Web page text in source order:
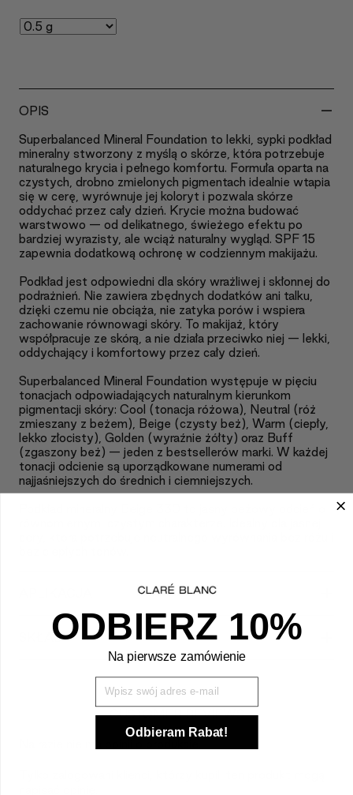
OPIS -
Superbalanced Mineral Foundation to lekki, sypki podkład
mineralny stworzony z myślą o skórze, która potrzebuje
naturalnego krycia i pełnego komfortu. Formuła oparta na
czystych, drobno zmielonych pigmentach idealnie wtapia
się w cerę, wyrównuje jej koloryt i pozwala skórze
oddychać przez cały dzień. Krycie można budować
warstwowo — od delikatnego, świeżego efektu po
bardziej wyrazisty, ale wciąż naturalny wygląd. SPF 15
zapewnia dodatkową ochronę w codziennym makijażu.
Podkład jest odpowiedni dla skóry wrażliwej i skłonnej do
podrażnień. Nie zawiera zbędnych dodatków ani talku,
dzięki czemu nie obciąża, nie zatyka porów i wspiera
zachowanie równowagi skóry. To makijaż, który
współpracuje ze skórą, a nie działa przeciwko niej — lekki,
oddychający i komfortowy przez cały dzień.
Superbalanced Mineral Foundation występuje w pięciu
tonacjach odpowiadających naturalnym kierunkom
pigmentacji skóry: Cool (tonacja różowa), Neutral (róż
zmieszany z beżem), Beige (czysty beż), Warm (ciepły,
lekko złocisty), Golden (wyraźnie żółty) oraz Buff
(zgaszony beż) — jeden z bestsellerów marki. W każdej
tonacji odcienie są uporządkowane numerami od
najjaśniejszych do średnich i ciemniejszych.
SKŁAD
CUSTOMER REVIEWS
ODBIERZ 10%
Na pierwsze zamówienie
Wpisz Swój mail
Odbieram Rabat!